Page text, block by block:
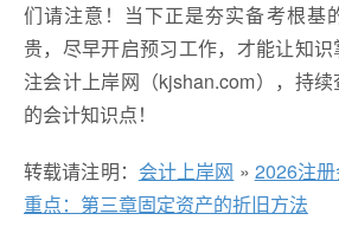
们请注意！当下正是夯实备考根基
贵，尽早开启预习工作，才能让知
注会计上岸网（kjshan.com），持
的会计知识点！
转载请注明： 会计上岸网 » 2026注
重点：第三章固定资产的折旧方法